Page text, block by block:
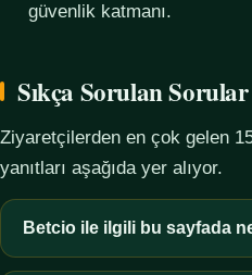
güvenlik katmanı.
Sıkça Sorulan Sorular
Ziyaretçilerden en çok gelen
yanıtları aşağıda yer alıyor.
Betcio ile ilgili bu sayfada
Bu sayfada yalnızca kavramsal